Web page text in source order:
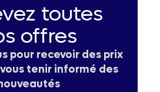
toutes
offres
pour recevoir des prix
tenir informé des